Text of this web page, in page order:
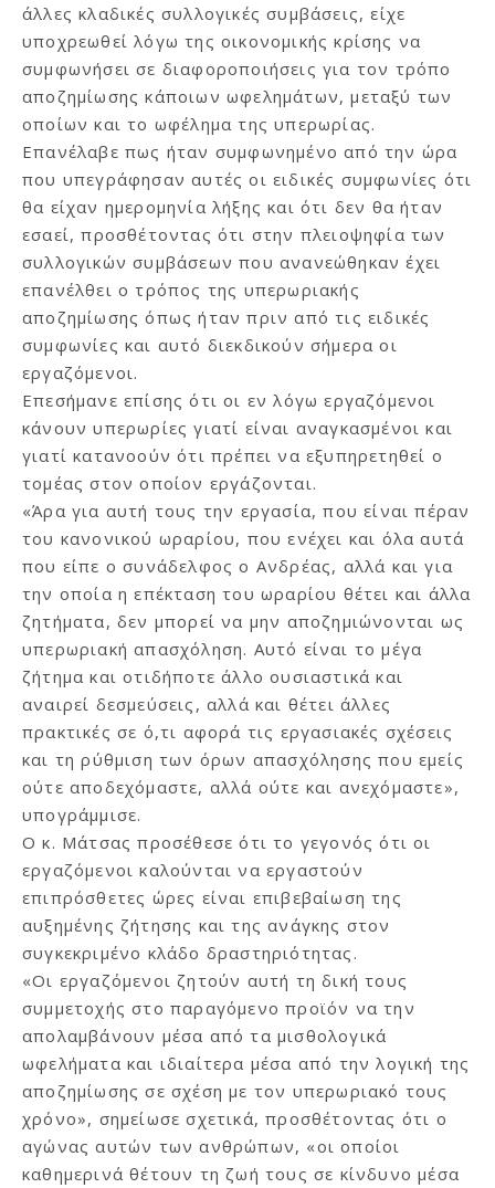
άλλες κλαδικές συλλογικές συμβάσεις, είχε
υποχρεωθεί λόγω της οικονομικής κρίσης να
συμφωνήσει σε διαφοροποιήσεις για τον τρόπο
αποζημίωσης κάποιων ωφελημάτων, μεταξύ των
οποίων και το ωφέλημα της υπερωρίας.
Επανέλαβε πως ήταν συμφωνημένο από την ώρα
που υπεγράφησαν αυτές οι ειδικές συμφωνίες ότι
θα είχαν ημερομηνία λήξης και ότι δεν θα ήταν
εσαεί, προσθέτοντας ότι στην πλειοψηφία των
συλλογικών συμβάσεων που ανανεώθηκαν έχει
επανέλθει ο τρόπος της υπερωριακής
αποζημίωσης όπως ήταν πριν από τις ειδικές
συμφωνίες και αυτό διεκδικούν σήμερα οι
εργαζόμενοι.
Επεσήμανε επίσης ότι οι εν λόγω εργαζόμενοι
κάνουν υπερωρίες γιατί είναι αναγκασμένοι και
γιατί κατανοούν ότι πρέπει να εξυπηρετηθεί ο
τομέας στον οποίον εργάζονται.
«Άρα για αυτή τους την εργασία, που είναι πέραν
του κανονικού ωραρίου, που ενέχει και όλα αυτά
που είπε ο συνάδελφος ο Ανδρέας, αλλά και για
την οποία η επέκταση του ωραρίου θέτει και άλλα
ζητήματα, δεν μπορεί να μην αποζημιώνονται ως
υπερωριακή απασχόληση. Αυτό είναι το μέγα
ζήτημα και οτιδήποτε άλλο ουσιαστικά και
αναιρεί δεσμεύσεις, αλλά και θέτει άλλες
πρακτικές σε ό,τι αφορά τις εργασιακές σχέσεις
και τη ρύθμιση των όρων απασχόλησης που εμείς
ούτε αποδεχόμαστε, αλλά ούτε και ανεχόμαστε»,
υπογράμμισε.
Ο κ. Μάτσας προσέθεσε ότι το γεγονός ότι οι
εργαζόμενοι καλούνται να εργαστούν
επιπρόσθετες ώρες είναι επιβεβαίωση της
αυξημένης ζήτησης και της ανάγκης στον
συγκεκριμένο κλάδο δραστηριότητας.
«Οι εργαζόμενοι ζητούν αυτή τη δική τους
συμμετοχής στο παραγόμενο προϊόν να την
απολαμβάνουν μέσα από τα μισθολογικά
ωφελήματα και ιδιαίτερα μέσα από την λογική της
αποζημίωσης σε σχέση με τον υπερωριακό τους
χρόνο», σημείωσε σχετικά, προσθέτοντας ότι ο
αγώνας αυτών των ανθρώπων, «οι οποίοι
καθημερινά θέτουν τη ζωή τους σε κίνδυνο μέσα